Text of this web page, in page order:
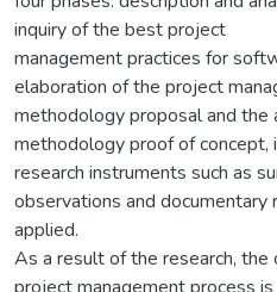
inquiry of the best project
management practices for
elaboration of the project
methodology proposal and the
methodology proof of concept,
research instruments such as
observations and documentary
applied.
As a result of the research, the